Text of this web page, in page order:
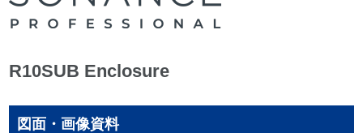
R10SUB Enclosure
図面・画像資料